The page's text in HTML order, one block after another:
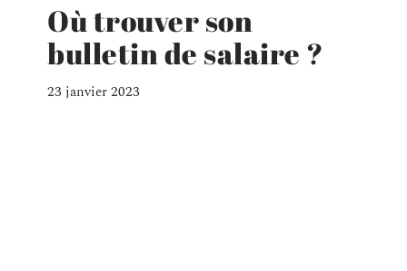
Où trouver son
bulletin de salaire ?
23 janvier 2023